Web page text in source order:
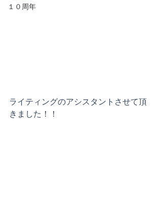
１０周年
ライティングのアシスタントさせて頂
きました！！